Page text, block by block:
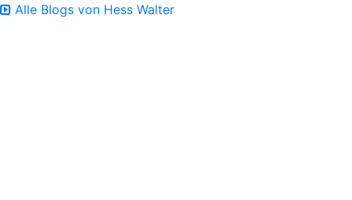
Alle Blogs von Hess Walter